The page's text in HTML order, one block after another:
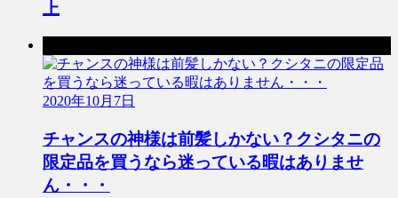
上
2020年10月7日
チャンスの神様は前髪しかない？クシタニの
限定品を買うなら迷っている暇はありませ
ん・・・